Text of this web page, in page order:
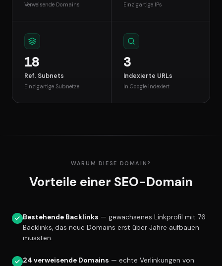
Verweisende Domains Einzigartige IPs
18
Ref. Subnets
Einzigartige Subnetze
3
Indexierte URLs
In Google indexiert
WARUM DIESE DOMAIN?
Vorteile einer SEO-Domain
Bestehende Backlinks — gewachsenes Linkprofil mit 76
Backlinks, das neue Domains erst über Jahre aufbauen
müssten.
24 verweisende Domains — echte Verlinkungen von